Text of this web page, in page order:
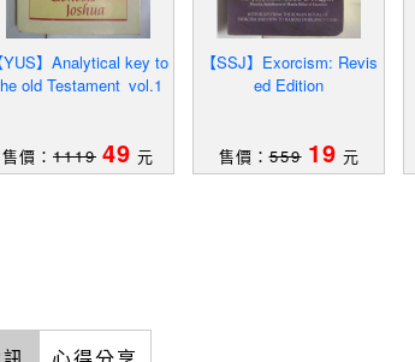
YUS】Analytical key to
old Testament_vol.1
售價： 1119 49 元
【SSJ】Exorcism: Revis
ed Edition
售價：559 19 元